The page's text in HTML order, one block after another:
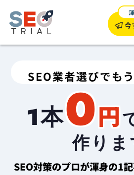
今
SEO業者選びでもう
1本0円
作りま
SEO対策のプロが渾身の1